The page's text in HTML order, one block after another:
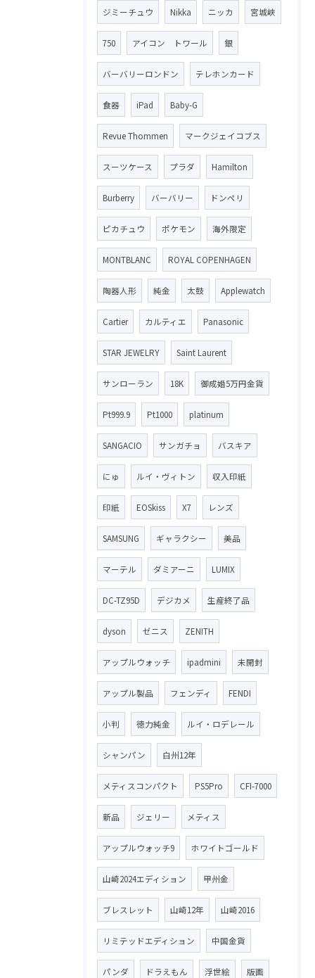
ジミーチュウ Nikka ニッカ 宮城峡
750 アイコン トワール 銀
バーバリーロンドン テレホンカード
食器 iPad Baby-G
Revue Thommen マークジェイコブス
スーツケース プラダ Hamilton
Burberry バーバリー ドンペリ
ピカチュウ ポケモン 海外限定
MONTBLANC ROYAL COPENHAGEN
陶器人形 純金 太鼓 Applewatch
Cartier カルティエ Panasonic
STAR JEWELRY Saint Laurent
サンローラン 18K 御成婚5万円金貨
Pt999.9 Pt1000 platinum
SANGACIO サンガチョ バスキア
にゅ ルイ・ヴィトン 収入印紙
印紙 EOSkiss X7 レンズ
SAMSUNG ギャラクシー 美品
マーテル ダミアーニ LUMIX
DC-TZ95D デジカメ 生産終了品
dyson ゼニス ZENITH
アップルウォッチ ipadmini 未開封
アップル製品 フェンディ FENDI
小判 徳力純金 ルイ・ロデレール
シャンパン 白州12年
メティスコンパクト PS5Pro CFI-7000
新品 ジェリー メティス
アップルウォッチ9 ホワイトゴールド
山崎2024エディション 甲州金
ブレスレット 山崎12年 山崎2016
リミテッドエディション 中国金貨
パンダ ドラえもん 浮世絵 版画